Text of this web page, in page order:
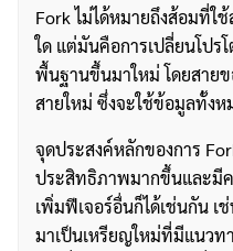
Fork ไม่ได้หมายถึงส้อมที่ใ
ใด แต่มันคือการเปลี่ยนโปร
พื้นฐานขึ้นมาใหม่ โดยสาย
สายใหม่ ซึ่งจะใช้ข้อมูลทั้ง
จุดประสงค์หลักของการ
ประสิทธิภาพมากขึ้นและมี
เพิ่มฟีเจอร์อื่นก็ได้เช่นกัน
มาเป็นเหรียญใหม่ที่มีแนวท